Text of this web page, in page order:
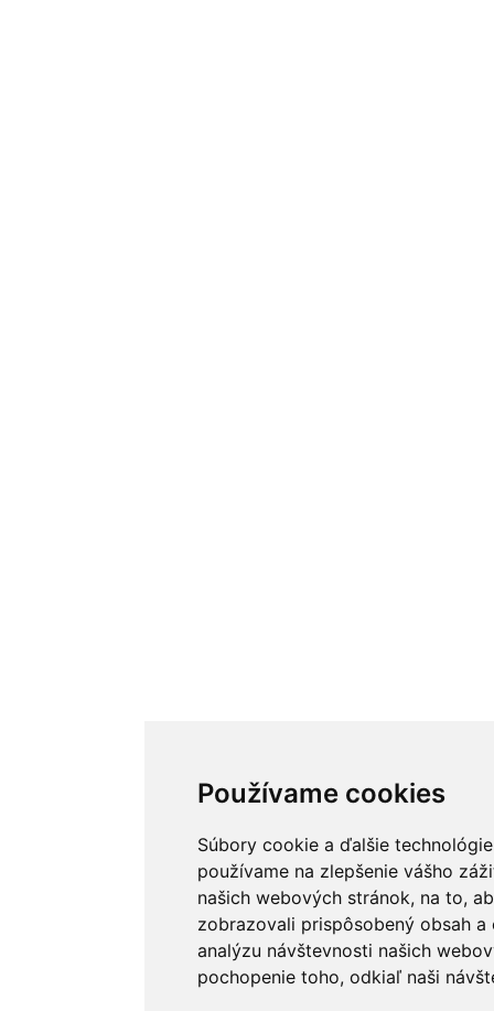
Používame cookies
Súbory cookie a ďalšie
používame na zlepšenie vášho
našich webových stránok, na to,
zobrazovali prispôsobený obsah a
analýzu návštevnosti našich
pochopenie toho, odkiaľ naši